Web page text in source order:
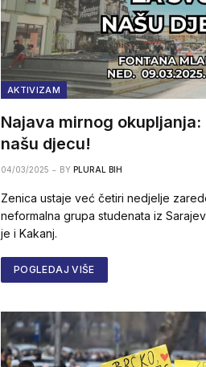
AKTIVIZAM
Najava mirnog
našu djecu!
04/03/2025 BY PLURAL BIH
Zenica ustaje već četiri nedjelje
neformalna grupa studenata iz
je i Kakanj.
POGLEDAJ VIŠE